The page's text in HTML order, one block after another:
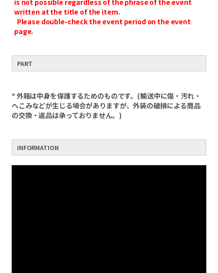
is not possible regardless of the phrase of the event
written at the title of the item.
Please double-check the event period on the event
page.
PART
* 外箱は中身を保護するためのものです。(輸送中に傷・汚れ・
へこみなどが生じる場合がありますが、外装の破損による商品
の交換・返品は承っておりません。)
INFORMATION